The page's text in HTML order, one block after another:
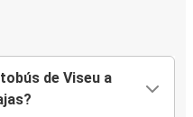
de Viseu a